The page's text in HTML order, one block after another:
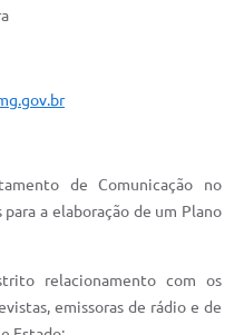
de Comunicação no
a elaboração de um Plano
relacionamento com os
emissoras de rádio e de